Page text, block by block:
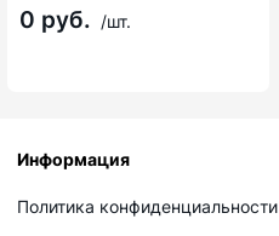
0 руб. /шт.
Информация
Политика конфиденциальности